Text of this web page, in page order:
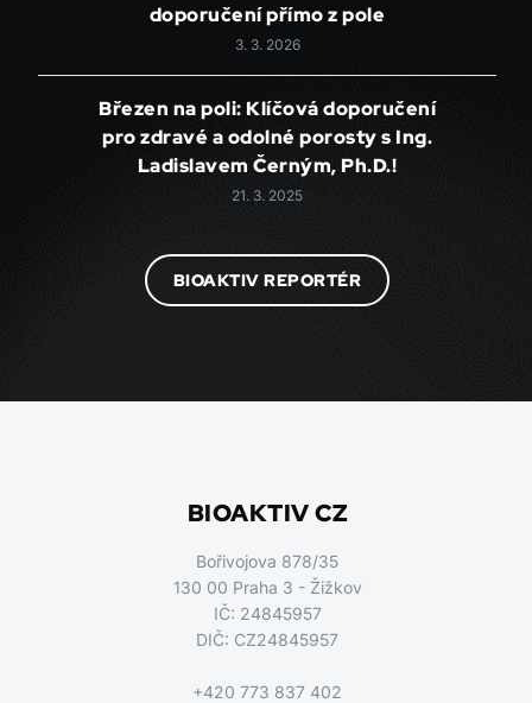
doporučení přímo z pole
3. 3. 2026
Březen na poli: Klíčová doporučení
pro zdravé a odolné porosty s Ing.
Ladislavem Černým, Ph.D.!
21. 3. 2025
BIOAKTIV REPORTÉR
BIOAKTIV CZ
Bořivojova 878/35
130 00 Praha 3 - Žižkov
IČ: 24845957
DIČ: CZ24845957
+420 773 837 402